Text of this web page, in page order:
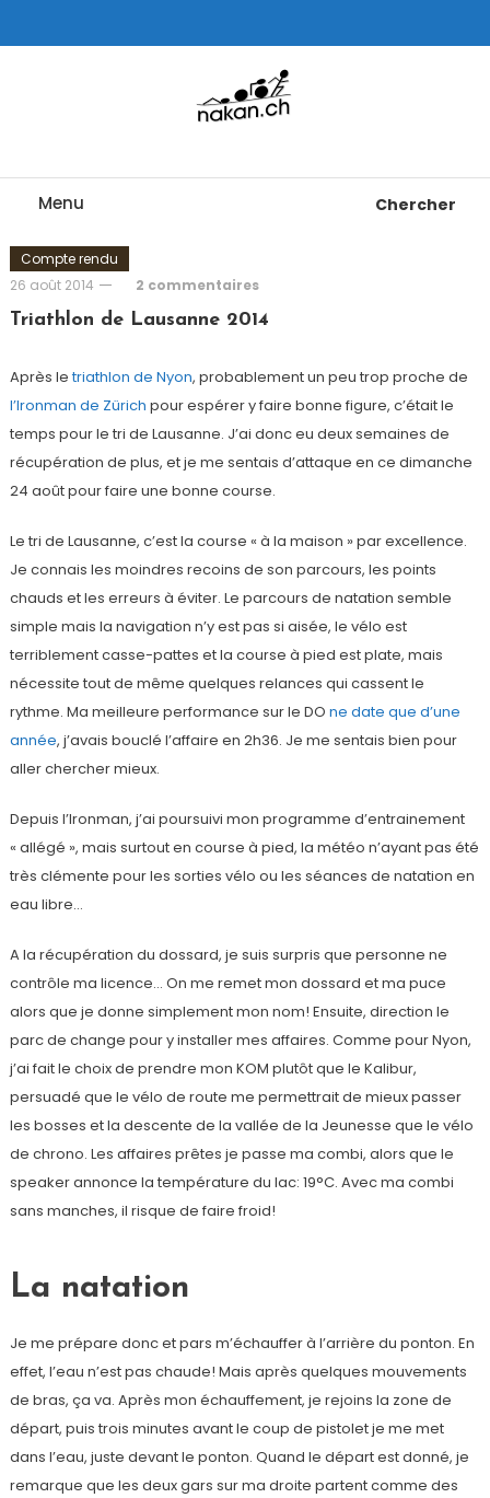
To
Menu Chercher
Compte rendu
26 août 2014
2 commentaires
Triathlon de Lausanne 2014
Après letriathlon de Nyon, probablement un peu trop proche de
l’Ironman de Zürich pour espérer y faire bonne figure, c’était le
temps pour le tri de Lausanne. J’ai donc eu deux semaines de
récupération de plus, et je me sentais d’attaque en ce dimanche
24 août pour faire une bonne course.
Le tri de Lausanne, c’est la course « à la maison » par excellence.
Je connais les moindres recoins de son parcours, les points
chauds et les erreurs à éviter. Le parcours de natation semble
simple mais la navigation n’y est pas si aisée, le vélo est
terriblement casse-pattes et la course à pied est plate, mais
nécessite tout de même quelques relances qui cassent le
rythme. Ma meilleure performance sur le DO ne date que d’une
année, j’avais bouclé l’affaire en 2h36. Je me sentais bien pour
aller chercher mieux.
Depuis l’Ironman, j’ai poursuivi mon programme d’entrainement
« allégé », mais surtout en course à pied, la météo n’ayant pas été
très clémente pour les sorties vélo ou les séances de natation en
eau libre…
A la récupération du dossard, je suis surpris que personne ne
contrôle ma licence… On me remet mon dossard et ma puce
alors que je donne simplement mon nom! Ensuite, direction le
parc de change pour y installer mes affaires. Comme pour Nyon,
j’ai fait le choix de prendre mon KOM plutôt que le Kalibur,
persuadé que le vélo de route me permettrait de mieux passer
les bosses et la descente de la vallée de la Jeunesse que le vélo
de chrono. Les affaires prêtes je passe ma combi, alors que le
speaker annonce la température du lac: 19°C. Avec ma combi
sans manches, il risque de faire froid!
La natation
Je me prépare donc et pars m’échauffer à l’arrière du ponton. En
effet, l’eau n’est pas chaude! Mais après quelques mouvements
de bras, ça va. Après mon échauffement, je rejoins la zone de
départ, puis trois minutes avant le coup de pistolet je me met
dans l’eau, juste devant le ponton. Quand le départ est donné, je
remarque que les deux gars sur ma droite partent comme des